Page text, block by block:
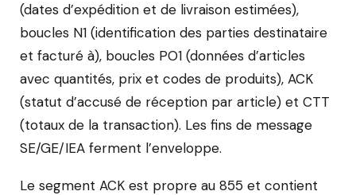
(dates d’expédition et de livraison estimées),
boucles N1 (identification des parties destinataire
et facturé à), boucles PO1 (données d’articles
avec quantités, prix et codes de produits), ACK
(statut d’accusé de réception par article) et CTT
(totaux de la transaction). Les fins de message
SE/GE/IEA ferment l’enveloppe.
Le segment ACK est propre au 855 et contient